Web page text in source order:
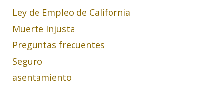
Ley de Empleo de California
Muerte Injusta
Preguntas frecuentes
Seguro
asentamiento